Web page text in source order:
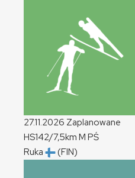
27.11.2026 Zaplanowane
HS142/7,5km M PŚ
Ruka
(FIN)